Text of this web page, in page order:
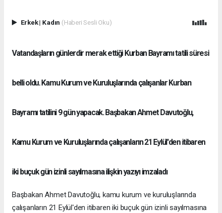
Erkek| Kadın (Haberi Sesli Oku)
Vatandaşların günlerdir merak ettiği Kurban Bayramı tatili süresi
belli oldu. Kamu Kurum ve Kuruluşlarında çalışanlar Kurban
Bayramı tatilini 9 gün yapacak. Başbakan Ahmet Davutoğlu,
Kamu Kurum ve Kuruluşlarında çalışanların 21 Eylül'den itibaren
iki buçuk gün izinli sayılmasına ilişkin yazıyı imzaladı
Başbakan Ahmet Davutoğlu, kamu kurum ve kuruluşlarında
çalışanların 21 Eylül'den itibaren iki buçuk gün izinli sayılmasına